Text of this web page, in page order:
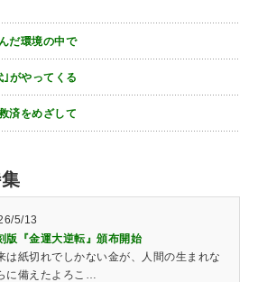
だ環境の中で
｣がやってくる
済をめざして
5/13
版『金運大逆転』頒布開始
は紙切れでしかない金が、人間の生まれな
に備えたよろこ…